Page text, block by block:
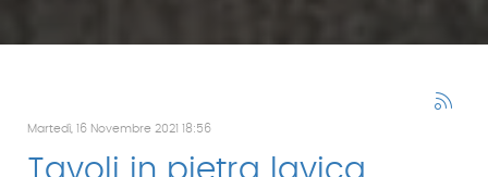
Martedì, 16 Novembre 2021 18:56
Tavoli in pietra lavica